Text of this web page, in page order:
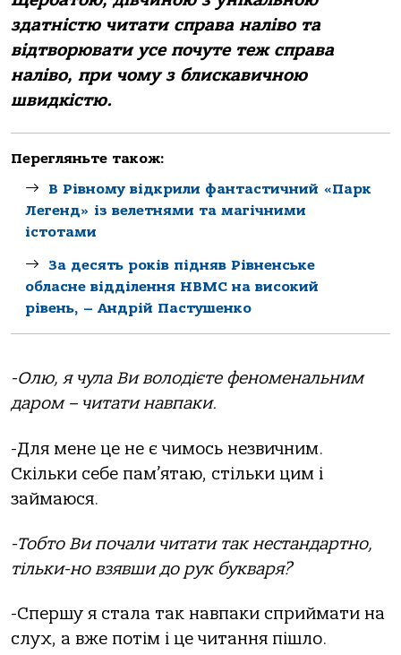
здатністю читати справа наліво та
відтворювати усе почуте теж справа
наліво, при чому з блискавичною
швидкістю.
Перегляньте також:
В Рівному відкрили фантастичний «Парк
Легенд» із велетнями та магічними
істотами
За десять років підняв Рівненське
обласне відділення НВМС на високий
рівень, – Андрій Пастушенко
-Олю, я чула Ви володієте феноменальним
даром – читати навпаки.
-Для мене це не є чимось незвичним.
Скільки себе пам’ятаю, стільки цим і
займаюся.
-Тобто Ви почали читати так нестандартно,
тільки-но взявши до рук букваря?
-Спершу я стала так навпаки сприймати на
слух, а вже потім і це читання пішло.